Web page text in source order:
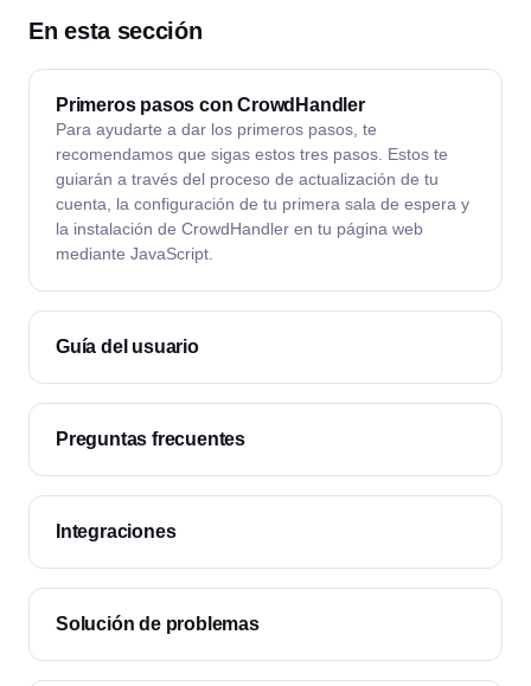
En esta sección
Primeros pasos con CrowdHandler
Para ayudarte a dar los primeros pasos, te
recomendamos que sigas estos tres pasos. Estos te
guiarán a través del proceso de actualización de tu
cuenta, la configuración de tu primera sala de espera y
la instalación de CrowdHandler en tu página web
mediante JavaScript.
Guía del usuario
Preguntas frecuentes
Integraciones
Solución de problemas